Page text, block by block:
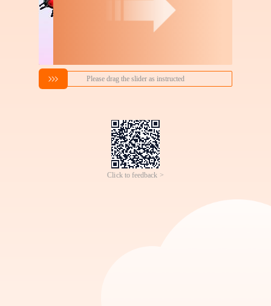
暂未找到兴趣商品，可以试试搜索喜欢的商品
搜索喜欢的商品